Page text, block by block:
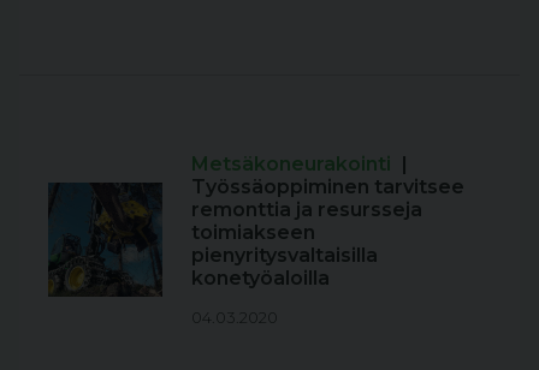
Metsäkoneurakointi |
Työssäoppiminen tarvitsee
remonttia ja resursseja
toimiakseen
pienyritysvaltaisilla
konetyöaloilla
04.03.2020